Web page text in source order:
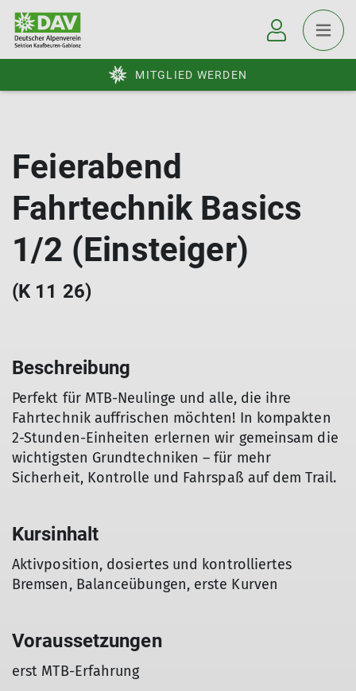
MITGLIED WERDEN
Feierabend
Fahrtechnik Basics
1/2 (Einsteiger)
(K 11 26)
Beschreibung
Perfekt für MTB-Neulinge und alle, die ihre
Fahrtechnik auffrischen möchten! In kompakten
2-Stunden-Einheiten erlernen wir gemeinsam die
wichtigsten Grundtechniken – für mehr
Sicherheit, Kontrolle und Fahrspaß auf dem Trail.
Kursinhalt
Aktivposition, dosiertes und kontrolliertes
Bremsen, Balanceübungen, erste Kurven
Voraussetzungen
erst MTB-Erfahrung